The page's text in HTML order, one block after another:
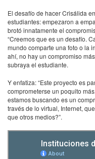
El desafío de hacer Crisálida
estudiantes: empezaron a
brotó innatamente el
“Creemos que es un desafío.
mundo comparte una foto o la
ahí, no hay un compromiso
subraya el estudiante.
Y enfatiza: “Este proyecto es
comprometerse un poquito
estamos buscando es un
través de lo virtual, Internet,
que otros medios?”.